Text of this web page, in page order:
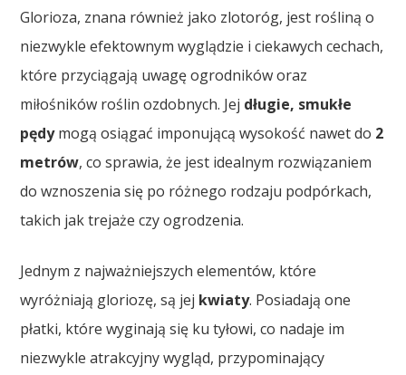
Glorioza, znana również jako zlotoróg, jest rośliną o
niezwykle efektownym wyglądzie i ciekawych cechach,
które przyciągają uwagę ogrodników oraz
miłośników roślin ozdobnych. Jej długie, smukłe
pędymogą osiągać imponującą wysokość nawet do 2
metrów, co sprawia, że jest idealnym rozwiązaniem
do wznoszenia się po różnego rodzaju podpórkach,
takich jak trejaże czy ogrodzenia.
Jednym z najważniejszych elementów, które
wyróżniają gloriozę, są jej kwiaty. Posiadają one
płatki, które wyginają się ku tyłowi, co nadaje im
niezwykle atrakcyjny wygląd, przypominający